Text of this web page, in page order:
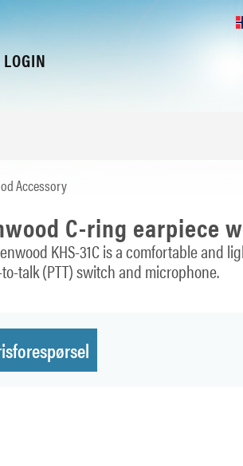
LOGIN
Accessory
C-ring earpiece
KHS-31C is a comfortable and
talk (PTT) switch and microphone.